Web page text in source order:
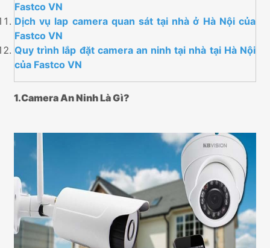
Fastco VN
Dịch vụ lap camera quan sát tại nhà ở Hà Nội của
Fastco VN
Quy trình lắp đặt camera an ninh tại nhà tại Hà Nội
của Fastco VN
1.Camera An Ninh Là Gì?